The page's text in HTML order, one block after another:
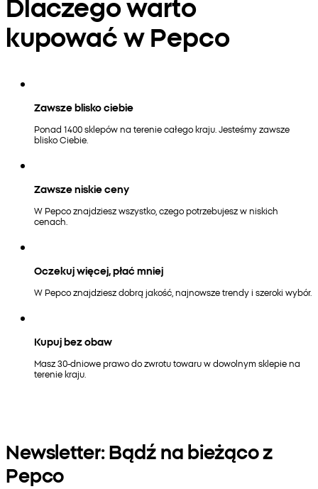
kupować w Pepco
Zawsze blisko ciebie
Ponad 1400 sklepów na terenie całego kraju. Jesteśmy zawsze
blisko Ciebie.
Zawsze niskie ceny
W Pepco znajdziesz wszystko, czego potrzebujesz w niskich
cenach.
Oczekuj więcej, płać mniej
W Pepco znajdziesz dobrą jakość, najnowsze trendy i szeroki wybór.
Kupuj bez obaw
Masz 30-dniowe prawo do zwrotu towaru w dowolnym sklepie na
terenie kraju.
Newsletter: Bądź na bieżąco z
Pepco